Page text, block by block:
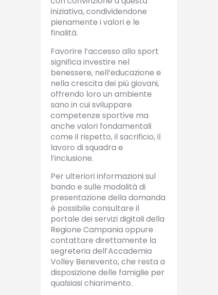
iniziativa, condividendone
pienamente i valori e le
finalità.
Favorire l’accesso allo sport
significa investire nel
benessere, nell’educazione e
nella crescita dei più giovani,
offrendo loro un ambiente
sano in cui sviluppare
competenze sportive ma
anche valori fondamentali
come il rispetto, il sacrificio, il
lavoro di squadra e
l’inclusione.
Per ulteriori informazioni sul
bando e sulle modalità di
presentazione della domanda
è possibile consultare il
portale dei servizi digitali della
Regione Campania oppure
contattare direttamente la
segreteria dell’Accademia
Volley Benevento, che resta a
disposizione delle famiglie per
qualsiasi chiarimento.